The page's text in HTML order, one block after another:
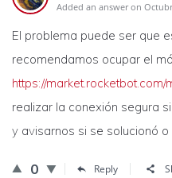
Added an answer on
El problema puede ser que
recomendamos ocupar el
https://market.rocketbot.com/
realizar la conexión segura
y avisarnos si se solucionó
0 Reply